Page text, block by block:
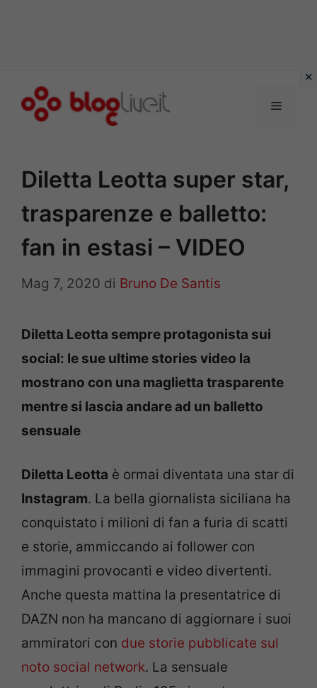
Menu
Diletta Leotta super star,
trasparenze e balletto:
fan in estasi – VIDEO
Mag 7, 2020 di Bruno De Santis
Diletta Leotta sempre protagonista sui
social: le sue ultime stories video la
mostrano con una maglietta trasparente
mentre si lascia andare ad un balletto
sensuale
Diletta Leotta è ormai diventata una star di
Instagram. La bella giornalista siciliana ha
conquistato i milioni di fan a furia di scatti
e storie, ammiccando ai follower con
immagini provocanti e video divertenti.
Anche questa mattina la presentatrice di
DAZN non ha mancano di aggiornare i suoi
ammiratori con due storie pubblicate sul
noto social network. La sensuale